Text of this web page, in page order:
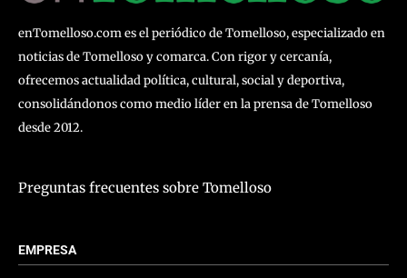
enTomelloso.com es el periódico de Tomelloso, especializado en
noticias de Tomelloso y comarca. Con rigor y cercanía,
ofrecemos actualidad política, cultural, social y deportiva,
consolidándonos como medio líder en la prensa de Tomelloso
desde 2012.
Preguntas frecuentes sobre Tomelloso
EMPRESA